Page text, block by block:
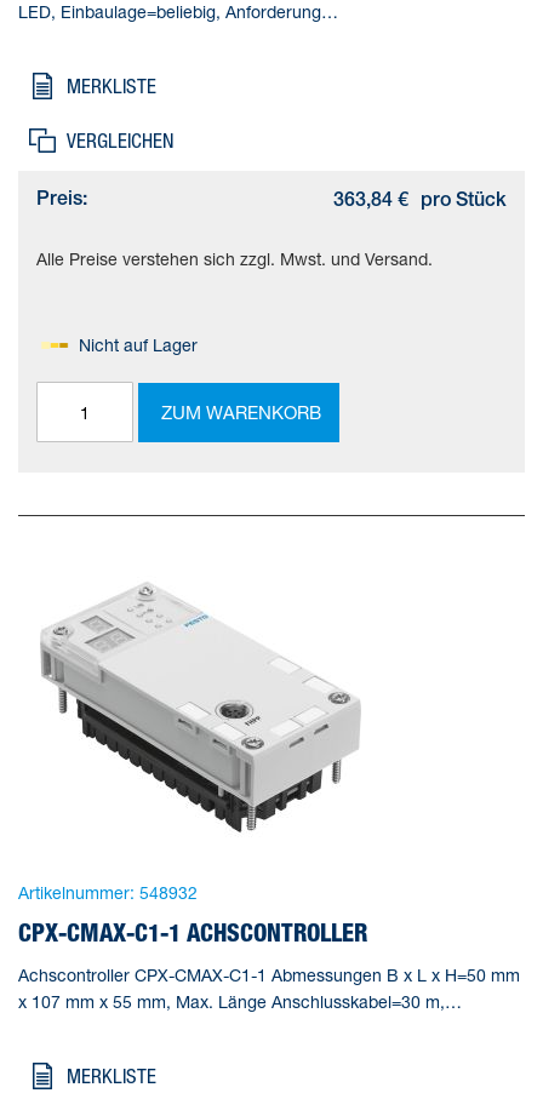
LED, Einbaulage=beliebig, Anforderung
Netzausfallüberbrückung=10 ms
MERKLISTE
VERGLEICHEN
Preis: 363,84 € pro Stück
Alle Preise verstehen sich zzgl. Mwst. und Versand.
Nicht auf Lager
ZUM WARENKORB
Artikelnummer: 548932
CPX-CMAX-C1-1 ACHSCONTROLLER
Achscontroller CPX-CMAX-C1-1 Abmessungen B x L x H=50 mm
x 107 mm x 55 mm, Max. Länge Anschlusskabel=30 m,
Max. Anzahl Module=8
MERKLISTE